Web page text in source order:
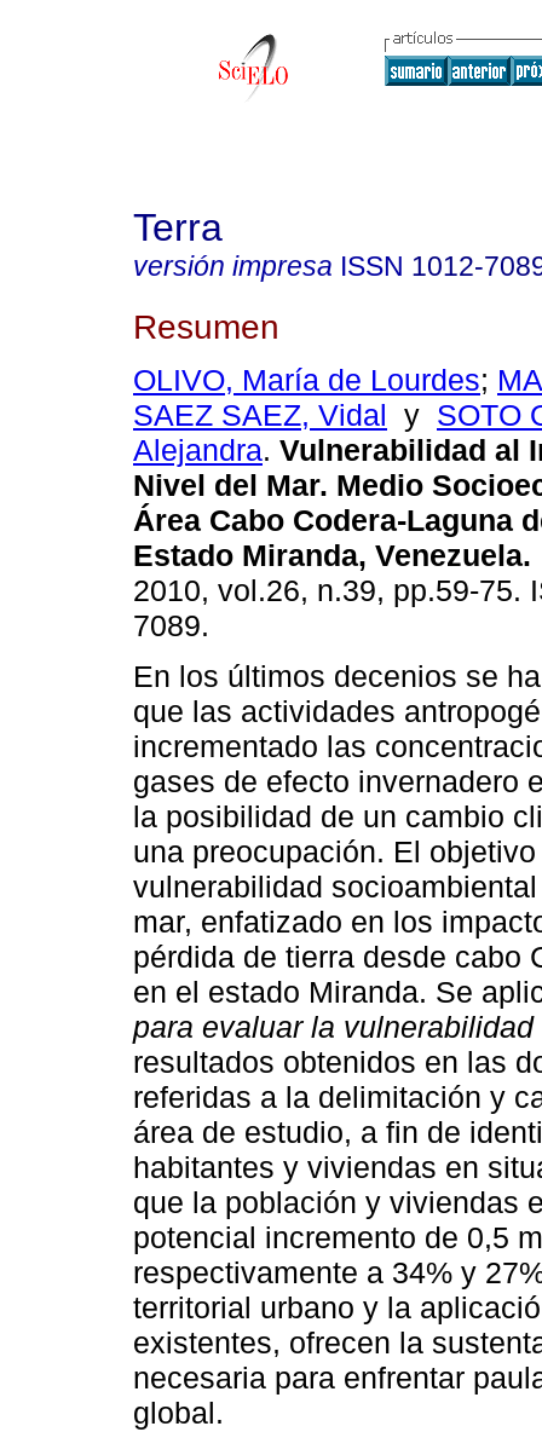
Terra
versión impresa ISSN 1012-
Resumen
OLIVO, María de Lourdes;
SAEZ SAEZ, Vidal y SOTO
Alejandra. Vulnerabilidad al
Nivel del Mar. Medio
Área Cabo Codera-Laguna
Estado Miranda, Venezuela.
2010, vol.26, n.39, pp.59-75.
7089.
En los últimos decenios se
que las actividades
incrementado las
gases de efecto invernadero
la posibilidad de un cambio
una preocupación. El
vulnerabilidad
mar, enfatizado en los
pérdida de tierra desde cabo
en el estado Miranda. Se
para evaluar la vulnerabilidad
resultados obtenidos en las
referidas a la delimitación y
área de estudio, a fin de
habitantes y viviendas en
que la población y viviendas
potencial incremento de 0,5
respectivamente a 34% y
territorial urbano y la
existentes, ofrecen la
necesaria para enfrentar
global.